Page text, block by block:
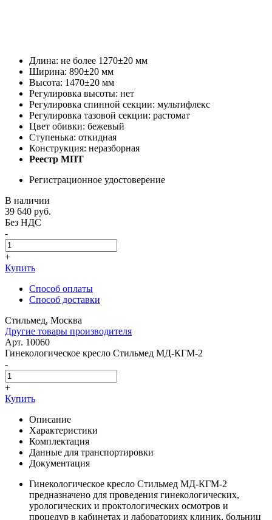
Длина: не более 1270±20 мм
Ширина: 890±20 мм
Высота: 1470±20 мм
Регулировка высоты: нет
Регулировка спинной секции: мультифлекс
Регулировка тазовой секции: растомат
Цвет обивки: бежевый
Ступенька: откидная
Конструкция: неразборная
Реестр МПТ
Регистрационное удостоверение
В наличии
39 640 руб.
Без НДС
-
+
Купить
Способ оплаты
Способ доставки
Стильмед, Москва
Другие товары производителя
Арт. 10060
Гинекологическое кресло Стильмед МД-КГМ-2
-
+
Купить
Описание
Характеристики
Комплектация
Данные для транспортировки
Документация
Гинекологическое кресло Стильмед МД-КГМ-2
предназначено для проведения гинекологических,
урологических и проктологических осмотров и
процедур в кабинетах и лабораториях клиник, больниц